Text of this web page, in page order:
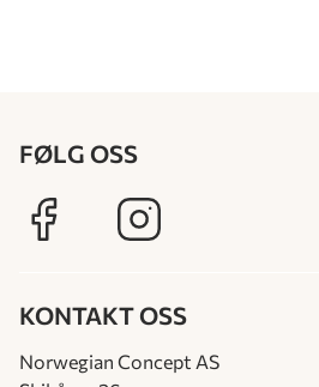
FØLG OSS
KONTAKT OSS
Norwegian Concept AS